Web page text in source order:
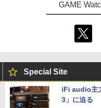
GAME
Special Site
iFi audio主
3」に迫る